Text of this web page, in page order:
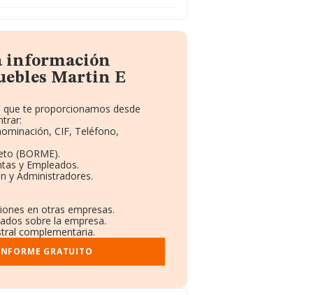
información
Martin E
te proporcionamos desde
CIF, Teléfono,
(BORME).
y Empleados.
y Administradores.
en otras empresas.
sobre la empresa.
complementaria.
GRATUITO